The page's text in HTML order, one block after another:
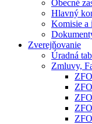
Obecné
Hlavný
Komisie a
Zverejňovanie
Úradná
Zmluvy,